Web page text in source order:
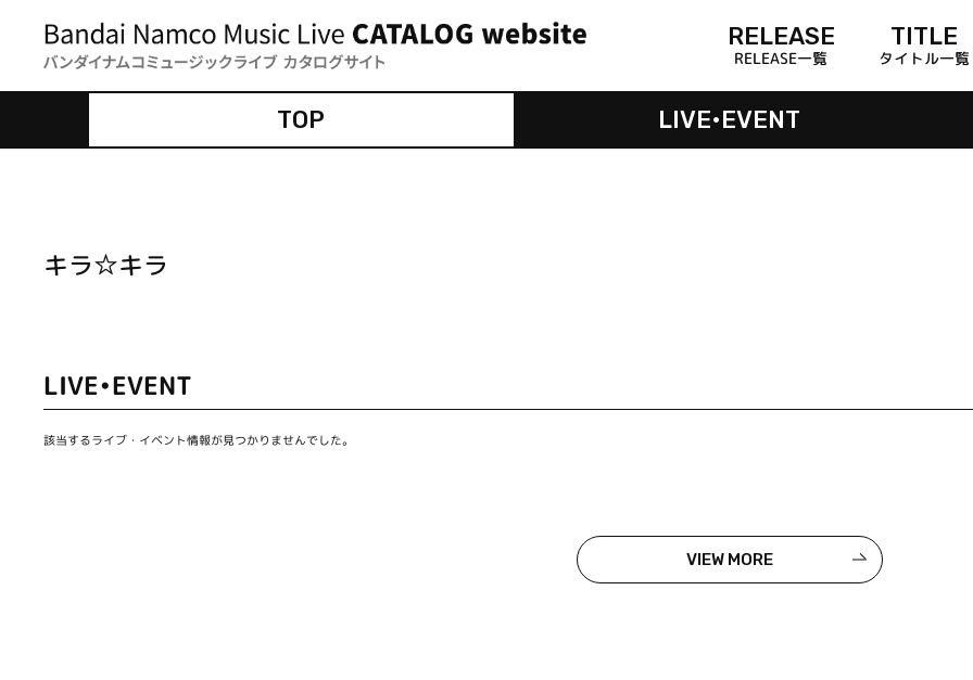
RELEASE
RELEASE一覧
TITLE
タイトル一覧
TOP LIVE•EVENT
キラ☆キラ
LIVE•EVENT
該当するライブ・イベント情報が見つかりませんでした。
VIEW MORE